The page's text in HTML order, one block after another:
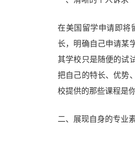
在美国留学申请即将
长，明确自己申请某
其学校只是随便的试
把自己的特长、优势
校提供的那些课程是
二、展现自身的专业